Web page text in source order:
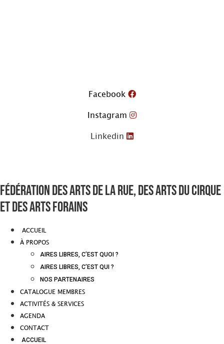
Facebook
Instagram
Linkedin
Fédération des arts de la rue, des arts du cirque
et des arts forains
ACCUEIL
À PROPOS
AIRES LIBRES, C’EST QUOI ?
AIRES LIBRES, C’EST QUI ?
NOS PARTENAIRES
CATALOGUE MEMBRES
ACTIVITÉS & SERVICES
AGENDA
CONTACT
ACCUEIL